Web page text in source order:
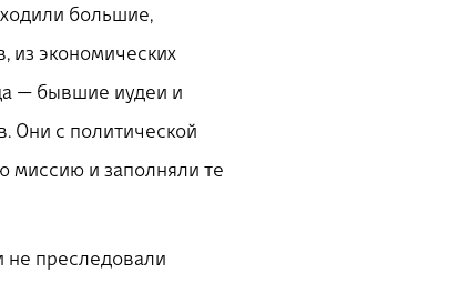
большие,
из экономических
— бывшие иудеи и
Они с политической
миссию и заполняли те
не преследовали